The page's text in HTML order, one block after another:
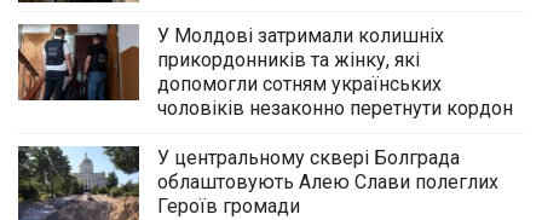
У Молдові затримали колишніх
прикордонників та жінку, які
допомогли сотням українських
чоловіків незаконно перетнути кордон
У центральному сквері Болграда
облаштовують Алею Слави полеглих
Героїв громади